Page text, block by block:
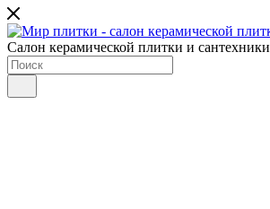
Салон керамической плитки и сантехники